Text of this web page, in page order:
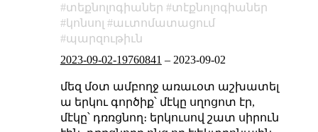
տեքնոլոգիաներ
տէքնոլոգիաներ
կոնսոլ
աւտոմատացում
պարզութիւն
2023-09-02-19760841 – 2023-09-02
մեզ մօտ ամբողջ առաւօտ աշխատել
ա երկու գործիք՝ մէկը սղոցոտ էր,
մէկը՝ դռռցնող։ երկուսով շատ սիրուն